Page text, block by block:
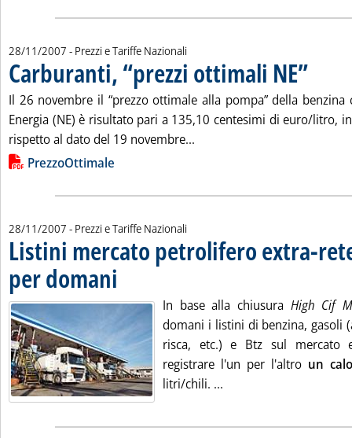
28/11/2007 - Prezzi e Tariffe Nazionali
Carburanti, “prezzi ottimali NE”.
Il 26 novembre il “prezzo ottimale alla pompa” della benzina
Energia (NE) è risultato pari a 135,10 centesimi di euro/litro,
rispetto al dato del 19 novembre...
Lista allegati PDF alla notizia
PrezzoOttimale
28/11/2007 - Prezzi e Tariffe Nazionali
Listini mercato petrolifero extra-
per domani . Pubblicata mercoledì 28 novembre 2007 alle 9.12.
In base alla chiusura High Cif
domani i listini di benzina, gasoli
risca, etc.) e Btz sul mercato
registrare l'un per l'altro un
litri/chili. ...